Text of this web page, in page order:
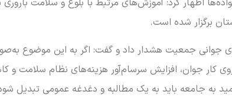
جمعیت هشدار داد و گفت: اگر به این موضوع
جوان، افزایش سرسام‌آور هزینه‌های نظام سلامت و
به جامعه باید به یک مطالبه و دغدغه عمومی تبدیل